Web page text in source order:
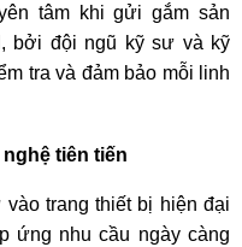
tâm khi gửi gắm sản
bởi đội ngũ kỹ sư và kỹ
tra và đảm bảo mỗi linh
tiên tiến
trang thiết bị hiện đại
ứng nhu cầu ngày càng